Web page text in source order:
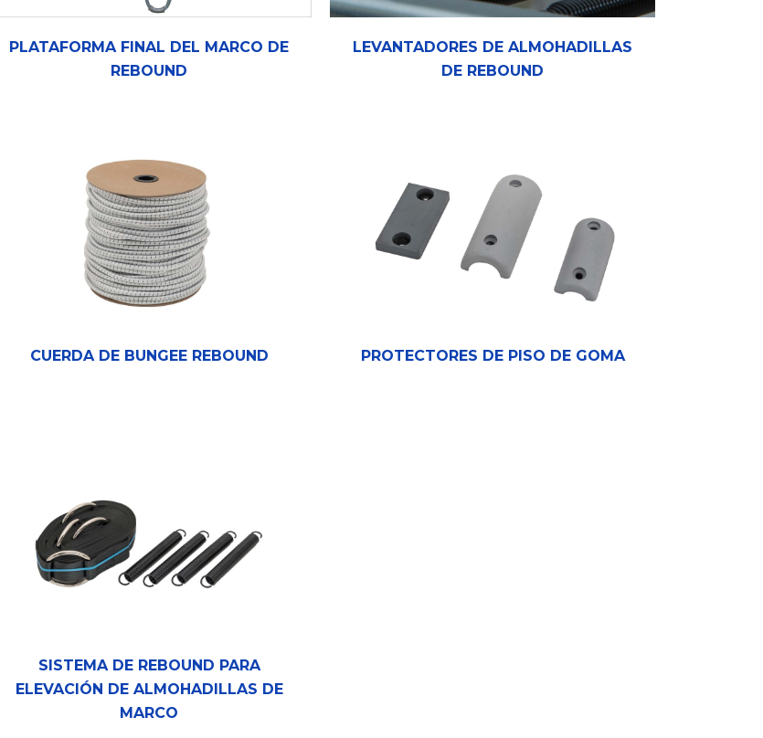
PLATAFORMA FINAL DEL MARCO DE
REBOUND
LEVANTADORES DE ALMOHADILLAS
DE REBOUND
CUERDA DE BUNGEE REBOUND PROTECTORES DE PISO DE GOMA
SISTEMA DE REBOUND PARA
ELEVACIÓN DE ALMOHADILLAS DE
MARCO